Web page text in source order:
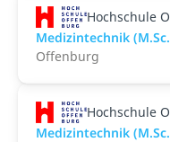
Hochschule
Medizintechnik
Offenburg
Hochschule
Medizintechnik